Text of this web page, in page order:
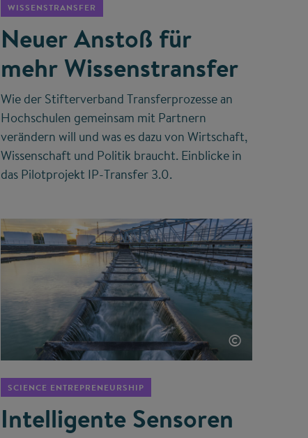
WISSENSTRANSFER
Neuer Anstoß für
mehr Wissenstransfer
Wie der Stifterverband Transferprozesse an
Hochschulen gemeinsam mit Partnern
verändern will und was es dazu von Wirtschaft,
Wissenschaft und Politik braucht. Einblicke in
das Pilotprojekt IP-Transfer 3.0.
©
SCIENCE ENTREPRENEURSHIP
Intelligente Sensoren